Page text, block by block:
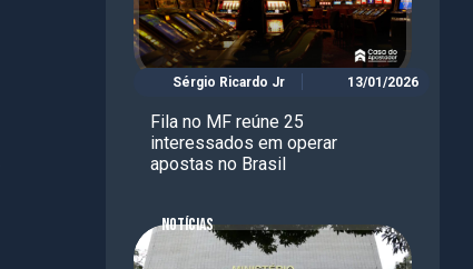
Sérgio Ricardo Jr 13/01/2026
Fila no MF reúne 25
interessados em operar
apostas no Brasil
NOTÍCIAS